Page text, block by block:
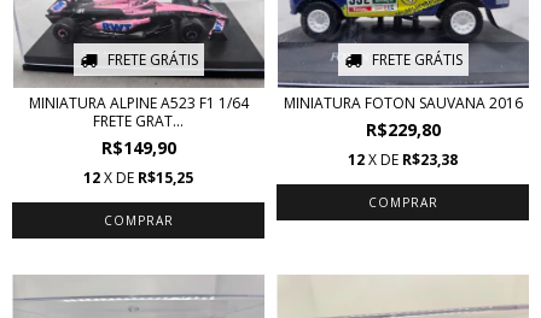
FRETE GRÁTIS
MINIATURA ALPINE A523 F1 1/64
FRETE GRAT...
R$149,90
12X DE R$15,25
FRETE GRÁTIS
MINIATURA FOTON SAUVANA 2016
R$229,80
12X DE R$23,38